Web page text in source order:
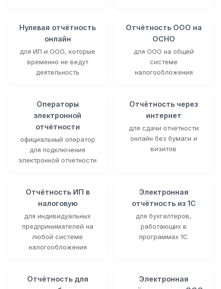
Нулевая отчётность
онлайн
для ИП и ООО, которые
временно не ведут
деятельность
Отчётность ООО на
ОСНО
для ООО на общей
системе
налогообложения
Операторы
электронной
отчётности
официальный оператор
для подключения
электронной отчётности
Отчётность через
интернет
для сдачи отчётности
онлайн без бумаги и
визитов
Отчётность ИП в
налоговую
для индивидуальных
предпринимателей на
любой системе
налогообложения
Электронная
отчётность из 1С
для бухгалтеров,
работающих в
программах 1С
Отчётность для
Электронная